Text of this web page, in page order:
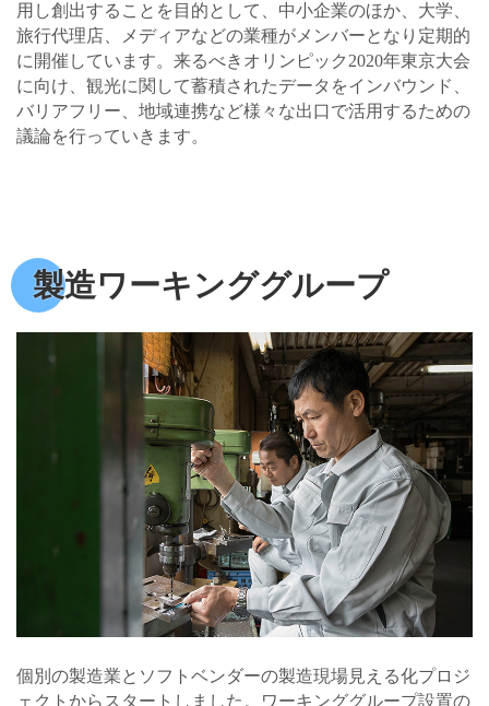
用し創出することを目的として、中小企業のほか、大学、
旅行代理店、メディアなどの業種がメンバーとなり定期的
に開催しています。来るべきオリンピック2020年東京大会
に向け、観光に関して蓄積されたデータをインバウンド、
バリアフリー、地域連携など様々な出口で活用するための
議論を行っていきます。
製造ワーキンググループ
個別の製造業とソフトベンダーの製造現場見える化プロジ
ェクトからスタートしました。ワーキンググループ設置の